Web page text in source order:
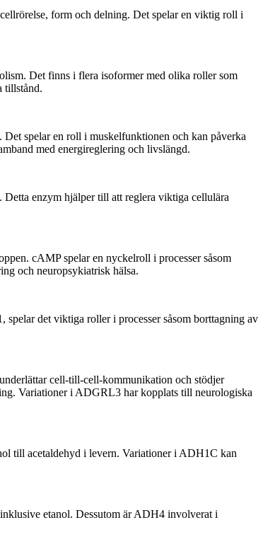
form och delning. Det spelar en viktig roll i
Det finns i flera isoformer med olika roller som
tillstånd.
spelar en roll i muskelfunktionen och kan påverka
med energireglering och livslängd.
enzym hjälper till att reglera viktiga cellulära
cAMP spelar en nyckelroll i processer såsom
och neuropsykiatrisk hälsa.
det viktiga roller i processer såsom borttagning av
cell-till-cell-kommunikation och stödjer
Variationer i ADGRL3 har kopplats till neurologiska
till acetaldehyd i levern. Variationer i ADH1C kan
etanol. Dessutom är ADH4 involverat i